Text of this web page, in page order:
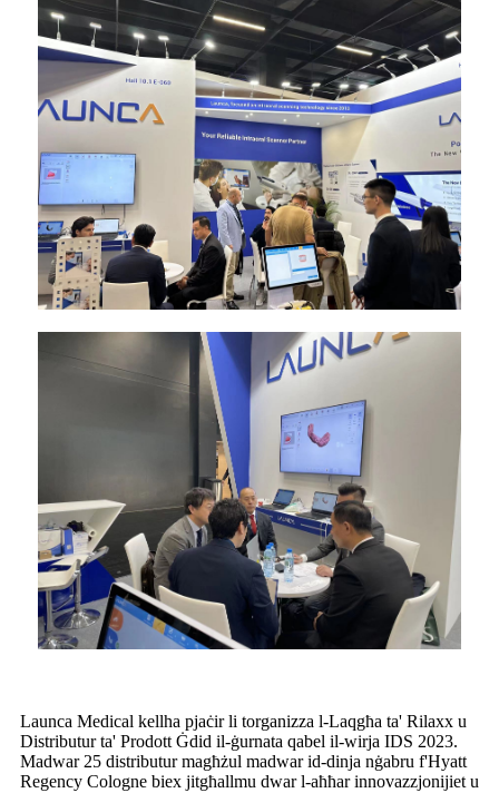
Launca Medical kellha pjaċir li torganizza l-Laqgħa ta' Rilaxx u
Distributur ta' Prodott Ġdid il-ġurnata qabel il-wirja IDS 2023.
Madwar 25 distributur magħżul madwar id-dinja nġabru f'Hyatt
Regency Cologne biex jitgħallmu dwar l-aħħar innovazzjonijiet u